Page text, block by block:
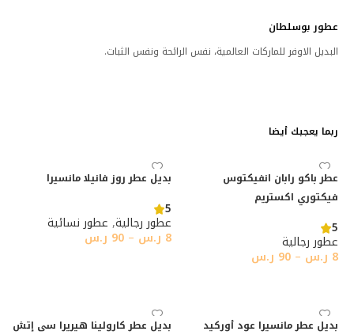
عطور بوسلطان
البديل الاوفر للماركات العالمية، نفس الرائحة ونفس الثبات.
ربما يعجبك أيضا
عطر باكو رابان انفيكتوس
فيكتوري اكستريم
5
عطور رجالية
8 ر.س –
90 ر.س
بديل عطر روز فانيلا مانسيرا
5
عطور رجالية, عطور نسائية
8 ر.س –
90 ر.س
بديل عطر مانسيرا عود أوركيد بديل عطر كارولينا هيريرا سى إتش